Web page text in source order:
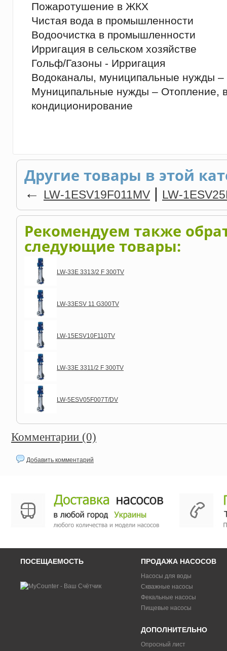
Пожаротушение в ЖКХ
Чистая вода в промышленности
Водоочистка в промышленности
Ирригация в сельском хозяйстве
Гольф/Газоны - Ирригация
Водоканалы, муниципальные нужды –
Муниципальные нужды – Отопление,
кондиционирование
Другие товары в этой
← LW-1ESV19F011MV | LW-
Рекомендуем также
следующие товары:
LW-33E 3313/2 F 300TV
LW-33ESV 11 G300TV
LW-15ESV10F110TV
LW-33E 3311/2 F 300TV
LW-5ESV05F007T/DV
Комментарии (0)
Добавить комментарий
ПОСЕЩАЕМОСТЬ ПРОДАЖА НАСОСОВ
Насосы для воды
Скважные насосы
Фекальные насосы
Пищевые насосы
ДОПОЛНИТЕЛЬНО
Опросный лист